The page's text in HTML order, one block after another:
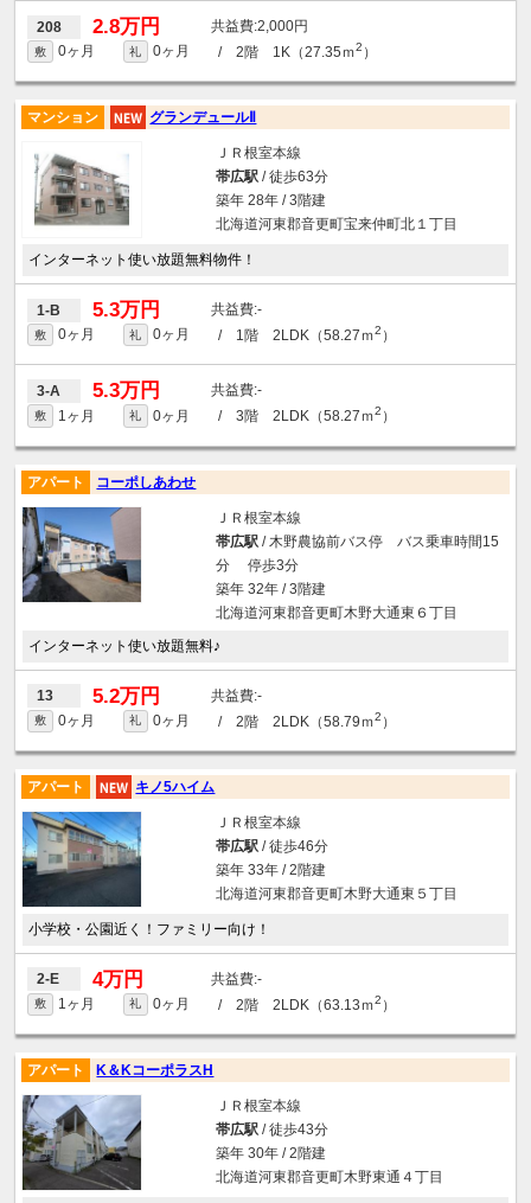
208 2.8万円 2,000円
敷 0ヶ月 礼 0ヶ月 / 2階 1K（27.35ｍ2 ）
マンション グランデュールⅡ
ＪＲ根室本線
帯広駅/ 徒歩63分
築年 28年 / 3階建
北海道河東郡音更町宝来仲町北１丁目
インターネット使い放題無料物件！
1-B 5.3万円 -
敷 0ヶ月 礼 0ヶ月 / 1階 2LDK（58.27ｍ2 ）
3-A 5.3万円 -
敷 1ヶ月 礼 0ヶ月 / 3階 2LDK（58.27ｍ2 ）
アパート コーポしあわせ
ＪＲ根室本線
帯広駅/ 木野農協前バス停 バス乗車時間15
分 停歩3分
築年 32年 / 3階建
北海道河東郡音更町木野大通東６丁目
インターネット使い放題無料♪
13 5.2万円 -
敷 0ヶ月 礼 0ヶ月 / 2階 2LDK（58.79ｍ2 ）
アパート キノ5ハイム
ＪＲ根室本線
帯広駅/ 徒歩46分
築年 33年 / 2階建
北海道河東郡音更町木野大通東５丁目
小学校・公園近く！ファミリー向け！
2-E 4万円 -
敷 1ヶ月 礼 0ヶ月 / 2階 2LDK（63.13ｍ2 ）
アパート K＆KコーポラスH
ＪＲ根室本線
帯広駅/ 徒歩43分
築年 30年 / 2階建
北海道河東郡音更町木野東通４丁目